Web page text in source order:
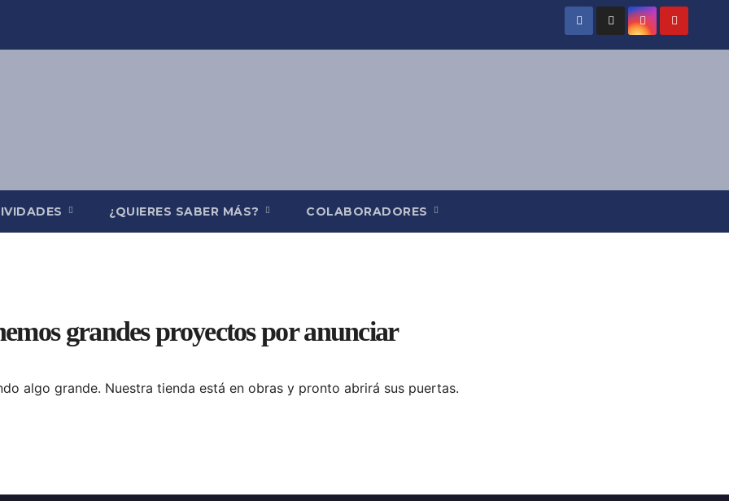
¿QUIERES SABER MÁS? COLABORADORES
grandes proyectos por anunciar
algo grande. Nuestra tienda está en obras y pronto abrirá sus puertas.